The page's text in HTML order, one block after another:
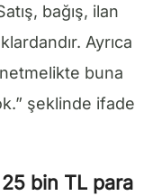
bağış, ilan
Ayrıca
buna
şeklinde ifade
bin TL para